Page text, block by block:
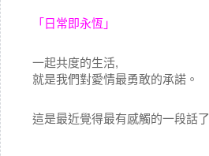
「日常即永恆」
一起共度的生活,
就是我們對愛情最勇敢的承諾。
這是最近覺得最有感觸的一段話了